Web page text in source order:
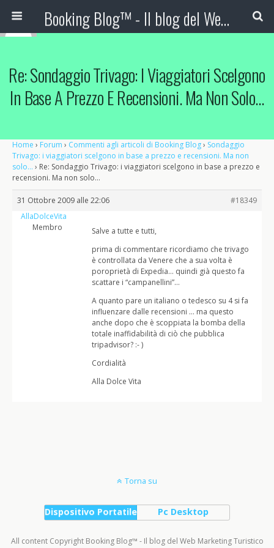
Booking Blog™ - Il blog del Web Marketing Turistico
Re: Sondaggio Trivago: I Viaggiatori Scelgono
In Base A Prezzo E Recensioni. Ma Non Solo…
Home › Forum › Commenti agli articoli di Booking Blog› Sondaggio
Trivago: i viaggiatori scelgono in base a prezzo e recensioni. Ma non
solo… › Re: Sondaggio Trivago: i viaggiatori scelgono in base a prezzo e
recensioni. Ma non solo…
31 Ottobre 2009 alle 22:06
#18349
AllaDolceVita
Membro
Salve a tutte e tutti,
prima di commentare ricordiamo che trivago
è controllata da Venere che a sua volta è
poroprietà di Expedia… quindi già questo fa
scattare i “campanellini”…
A quanto pare un italiano o tedesco su 4 si fa
influenzare dalle recensioni … ma questo
anche dopo che è scoppiata la bomba della
totale inaffidabilità di ciò che pubblica
tripadvisor? :- )
Cordialità
Alla Dolce Vita
Torna su
Dispositivo Portatile Pc Desktop
All content Copyright Booking Blog™ - Il blog del Web Marketing Turistico